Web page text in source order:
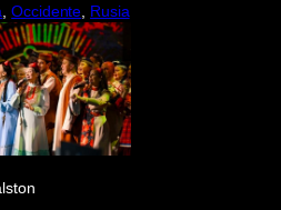
, Occidente, Rusia